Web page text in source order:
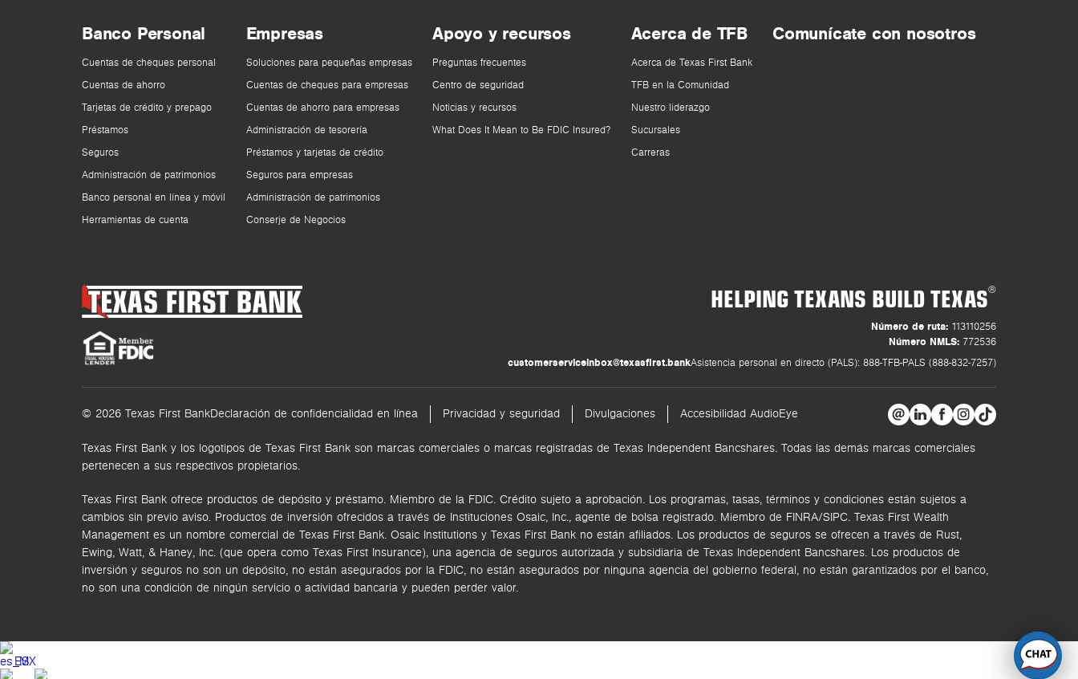
Banco Personal
Cuentas de cheques personal
Cuentas de ahorro
Tarjetas de crédito y prepago
Préstamos
Seguros
Administración de patrimonios
Banco personal en línea y móvil
Herramientas de cuenta
Empresas
Soluciones para pequeñas empresas
Cuentas de cheques para empresas
Cuentas de ahorro para empresas
Administración de tesorería
Préstamos y tarjetas de crédito
Seguros para empresas
Administración de patrimonios
Conserje de Negocios
Apoyo y recursos
Preguntas frecuentes
Centro de seguridad
Noticias y recursos
What Does It Mean to Be FDIC Insured?
Acerca de TFB
Acerca de Texas First Bank
TFB en la Comunidad
Nuestro liderazgo
Sucursales
Carreras
Comunícate con nosotros
HELPING TEXANS BUILD TEXAS®
Número de ruta: 113110256
Número NMLS: 772536
customerserviceinbox@texasfirst.bankAsistencia personal en directo (PALS): 888-TFB-PALS (888-832-7257)
© 2026 Texas First BankDeclaración de confidencialidad en línea Privacidad y seguridad Divulgaciones Accesibilidad AudioEye
Texas First Bank y los logotipos de Texas First Bank son marcas comerciales o marcas registradas de Texas Independent Bancshares. Todas las demás marcas comerciales
pertenecen a sus respectivos propietarios.
Texas First Bank ofrece productos de depósito y préstamo. Miembro de la FDIC. Crédito sujeto a aprobación. Los programas, tasas, términos y condiciones están sujetos a
cambios sin previo aviso. Productos de inversión ofrecidos a través de Instituciones Osaic, Inc., agente de bolsa registrado. Miembro de FINRA/SIPC. Texas First Wealth
Management es un nombre comercial de Texas First Bank. Osaic Institutions y Texas First Bank no están afiliados. Los productos de seguros se ofrecen a través de Rust,
Ewing, Watt, & Haney, Inc. (que opera como Texas First Insurance), una agencia de seguros autorizada y subsidiaria de Texas Independent Bancshares. Los productos de
inversión y seguros no son un depósito, no están asegurados por la FDIC, no están asegurados por ninguna agencia del gobierno federal, no están garantizados por el banco,
no son una condición de ningún servicio o actividad bancaria y pueden perder valor.
ES